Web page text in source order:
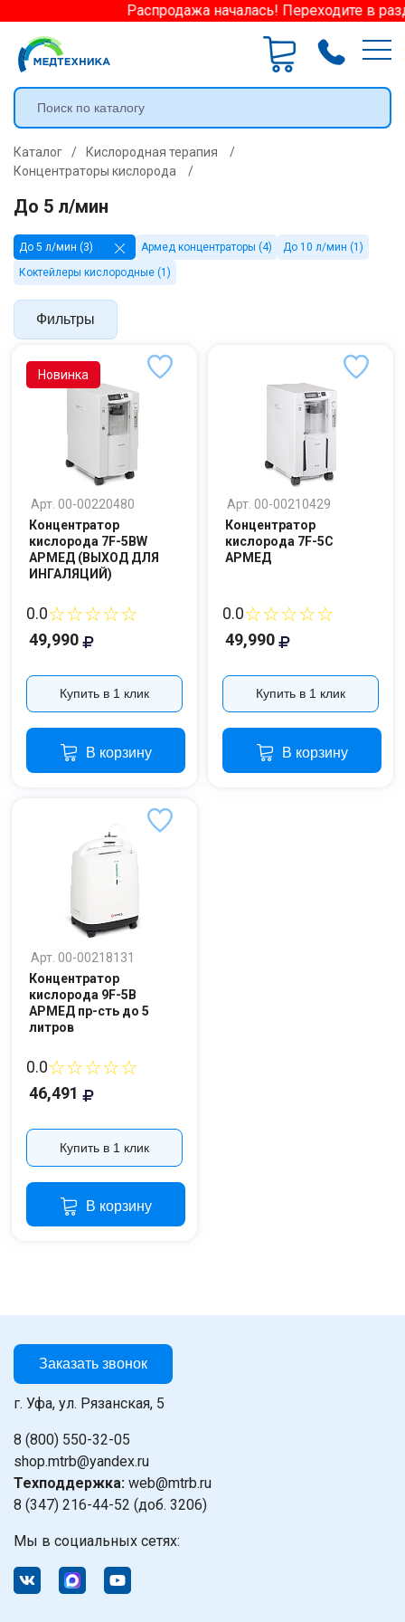
Распродажа началась! Переходите в
Каталог / Кислородная терапия
/
Концентраторы кислорода
/
До 5 л/мин
До 5 л/мин (3) Армед концентраторы (4)
До 10 л/мин (1)
Коктейлеры кислородные (1)
Фильтры
Новинка
Арт. 00-00220480
Концентратор
кислорода 7F-5BW
АРМЕД (ВЫХОД ДЛЯ
ИНГАЛЯЦИЙ)
0.0☆☆☆☆☆
49,990
Купить в 1 клик
В корзину
Арт. 00-00210429
Концентратор
кислорода 7F-5C
АРМЕД
0.0☆☆☆☆☆
49,990
Купить в 1 клик
В корзину
Арт. 00-00218131
Концентратор
кислорода 9F-5B
АРМЕД пр-сть до 5
литров
0.0☆☆☆☆☆
46,491
Купить в 1 клик
В корзину
Заказать звонок
г. Уфа, ул. Рязанская, 5
8 (800) 550-32-05
shop.mtrb@yandex.ru
Техподдержка: web@mtrb.ru
8 (347) 216-44-52 (доб. 3206)
Мы в социальных сетях:
Ваше имя
Номер телефона
Отправить
соглашаетесь на обработку
персональных данных